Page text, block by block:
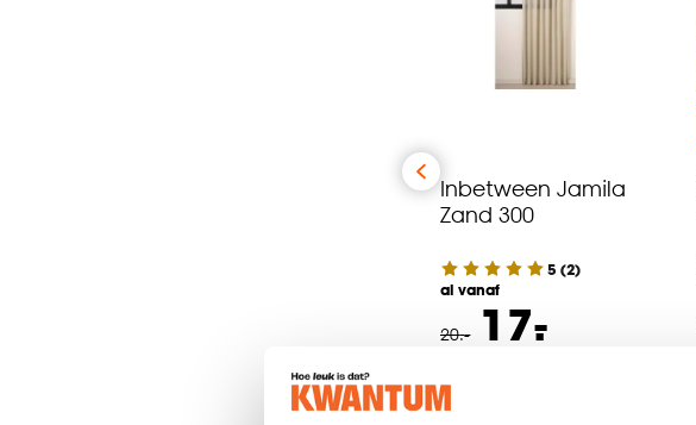
Inbetween Jamila
Zand 300
5 (2)
al vanaf
20.- 17.
-
Bezorgen 3 weken